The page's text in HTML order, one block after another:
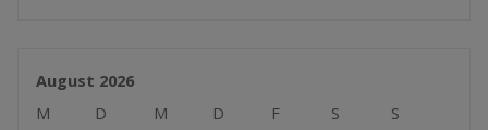
August 2026
M
D M D F S
S